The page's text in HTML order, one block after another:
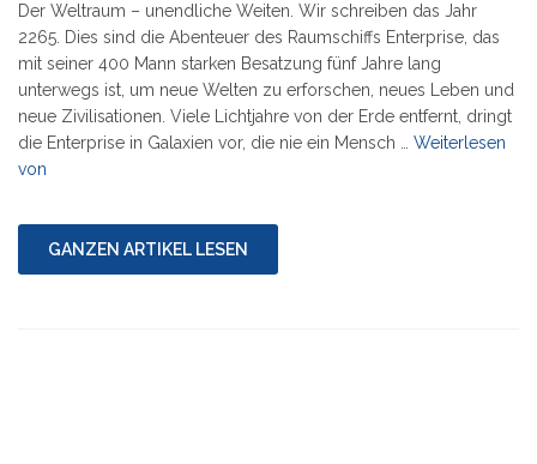
Der Weltraum – unendliche Weiten. Wir schreiben das Jahr
2265. Dies sind die Abenteuer des Raumschiffs Enterprise, das
mit seiner 400 Mann starken Besatzung fünf Jahre lang
unterwegs ist, um neue Welten zu erforschen, neues Leben und
neue Zivilisationen. Viele Lichtjahre von der Erde entfernt, dringt
die Enterprise in Galaxien vor, die nie ein Mensch … Weiterlesen
von
boldly
go
where
GANZEN ARTIKEL LESEN